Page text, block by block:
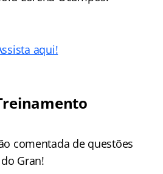
aqui!
comentada de questões
Gran!